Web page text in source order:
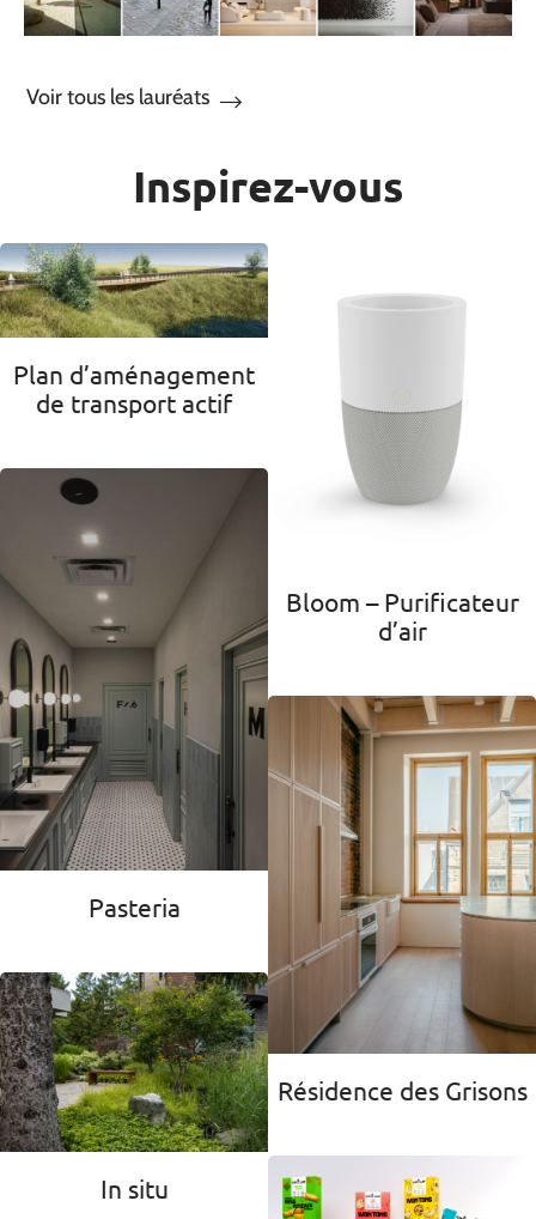
Voir tous les lauréats
Inspirez-vous
Plan d’aménagement
de transport actif
Pasteria
In situ
Bloom – Purificateur
d’air
Résidence des Grisons